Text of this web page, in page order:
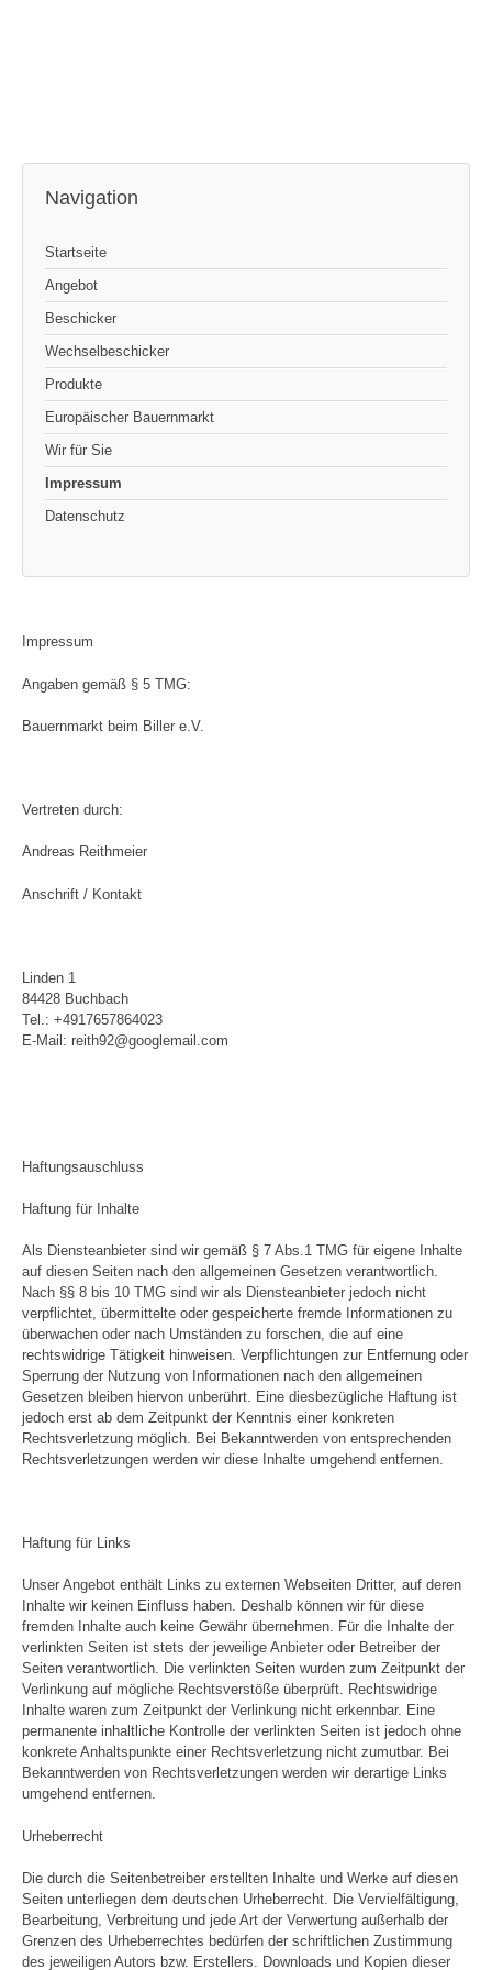
Navigation
Startseite
Angebot
Beschicker
Wechselbeschicker
Produkte
Europäischer Bauernmarkt
Wir für Sie
Impressum
Datenschutz
Impressum
Angaben gemäß § 5 TMG:
Bauernmarkt beim Biller e.V.
Vertreten durch:
Andreas Reithmeier
Anschrift / Kontakt
Linden 1
84428 Buchbach
Tel.: +4917657864023
E-Mail: reith92@googlemail.com
Haftungsauschluss
Haftung für Inhalte
Als Diensteanbieter sind wir gemäß § 7 Abs.1 TMG für eigene Inhalte
auf diesen Seiten nach den allgemeinen Gesetzen verantwortlich.
Nach §§ 8 bis 10 TMG sind wir als Diensteanbieter jedoch nicht
verpflichtet, übermittelte oder gespeicherte fremde Informationen zu
überwachen oder nach Umständen zu forschen, die auf eine
rechtswidrige Tätigkeit hinweisen. Verpflichtungen zur Entfernung oder
Sperrung der Nutzung von Informationen nach den allgemeinen
Gesetzen bleiben hiervon unberührt. Eine diesbezügliche Haftung ist
jedoch erst ab dem Zeitpunkt der Kenntnis einer konkreten
Rechtsverletzung möglich. Bei Bekanntwerden von entsprechenden
Rechtsverletzungen werden wir diese Inhalte umgehend entfernen.
Haftung für Links
Unser Angebot enthält Links zu externen Webseiten Dritter, auf deren
Inhalte wir keinen Einfluss haben. Deshalb können wir für diese
fremden Inhalte auch keine Gewähr übernehmen. Für die Inhalte der
verlinkten Seiten ist stets der jeweilige Anbieter oder Betreiber der
Seiten verantwortlich. Die verlinkten Seiten wurden zum Zeitpunkt der
Verlinkung auf mögliche Rechtsverstöße überprüft. Rechtswidrige
Inhalte waren zum Zeitpunkt der Verlinkung nicht erkennbar. Eine
permanente inhaltliche Kontrolle der verlinkten Seiten ist jedoch ohne
konkrete Anhaltspunkte einer Rechtsverletzung nicht zumutbar. Bei
Bekanntwerden von Rechtsverletzungen werden wir derartige Links
umgehend entfernen.
Urheberrecht
Die durch die Seitenbetreiber erstellten Inhalte und Werke auf diesen
Seiten unterliegen dem deutschen Urheberrecht. Die Vervielfältigung,
Bearbeitung, Verbreitung und jede Art der Verwertung außerhalb der
Grenzen des Urheberrechtes bedürfen der schriftlichen Zustimmung
des jeweiligen Autors bzw. Erstellers. Downloads und Kopien dieser